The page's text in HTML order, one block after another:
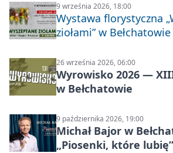
9 września 2026, 18:00
Wystawa florystyczna
ziołami” w Bełchatowie
26 września 2026, 06:00
Wyrowisko 2026 —
w Bełchatowie
9 października 2026, 19:00
Michał Bajor w
„Piosenki, które